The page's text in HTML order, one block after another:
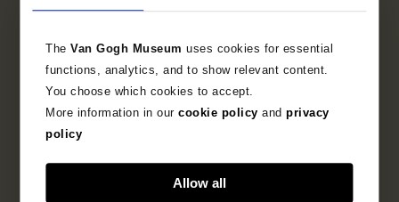
TheVan Gogh Museumuses cookies for essential
functions, analytics, and to show relevant content.
You choose which cookies to accept.
More information in ourcookie policy andprivacy
policy
Allow all
Literatuur